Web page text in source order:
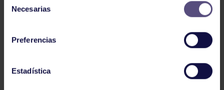
Necesarias
Preferencias
Estadística
¡Tenemos dos campeones del Cross de Luanco!
El pasado domingo, Lucas y Lola de Diversidad